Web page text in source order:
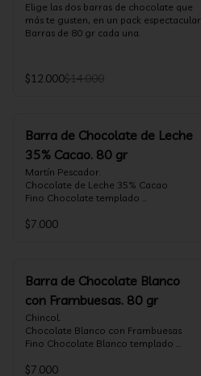
Elige las dos barras de chocolate que
más te gusten, en un pack espectacular.
Barras de 80 gr cada una.
$12.000$14.000
Barra de Chocolate de Leche
35% Cacao. 80 gr
Martín Pescador.
Chocolate de Leche 35% Cacao
Fino Chocolate templado
leche, notas de caramelo, especias y
$7.000
Barra de Chocolate Blanco
con Frambuesas. 80 gr
Chincol.
Chocolate Blanco con Frambuesas
Fino Chocolate Blanco templado
frambuesas deshidratadas, con un perfil
$7.000